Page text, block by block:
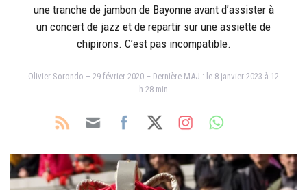
une tranche de jambon de Bayonne avant d’assister à
un concert de jazz et de repartir sur une assiette de
chipirons. C’est pas incompatible.
Olivier Sorondo – 29 février 2020 – Dernière MAJ : le 8 janvier 2023 à 12
h 28 min